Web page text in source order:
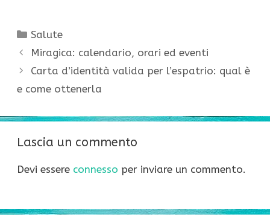
Categorie
Salute
Miragica: calendario, orari ed eventi
Carta d’identità valida per l’espatrio: qual è
e come ottenerla
Lascia un commento
Devi essere connesso per inviare un commento.